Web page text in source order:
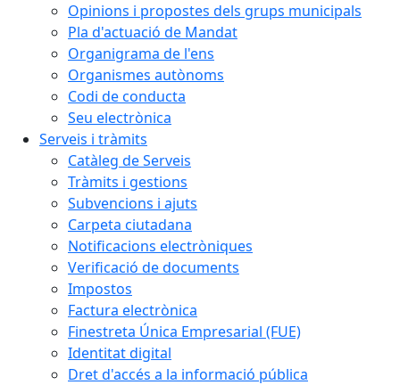
Opinions i propostes dels grups municipals
Pla d'actuació de Mandat
Organigrama de l'ens
Organismes autònoms
Codi de conducta
Seu electrònica
Serveis i tràmits
Catàleg de Serveis
Tràmits i gestions
Subvencions i ajuts
Carpeta ciutadana
Notificacions electròniques
Verificació de documents
Impostos
Factura electrònica
Finestreta Única Empresarial (FUE)
Identitat digital
Dret d'accés a la informació pública